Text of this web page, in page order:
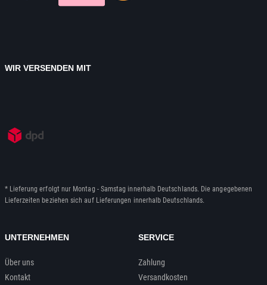
WIR VERSENDEN MIT
* Lieferung erfolgt nur Montag - Samstag innerhalb Deutschlands. Die angegebenen
Lieferzeiten beziehen sich auf Lieferungen innerhalb Deutschlands.
UNTERNEHMEN
Über uns
Kontakt
SERVICE
Zahlung
Versandkosten